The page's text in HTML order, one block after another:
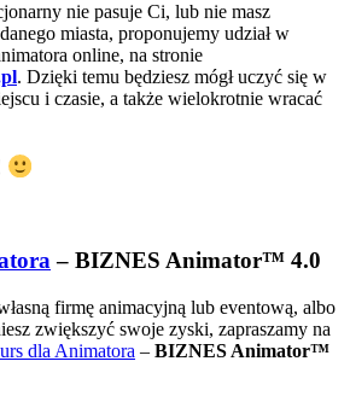
nie pasuje Ci, lub nie masz
miasta, proponujemy udział w
online, na stronie
. Dzięki temu będziesz mógł uczyć się w
i czasie, a także wielokrotnie wracać
– BIZNES Animator™ 4.0
firmę animacyjną lub eventową, albo
zwiększyć swoje zyski, zapraszamy na
dla Animatora – BIZNES Animator™